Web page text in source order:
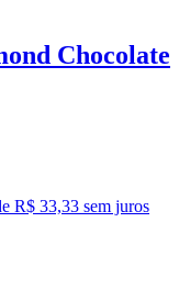
Chocolate
R$ 33,33 sem juros